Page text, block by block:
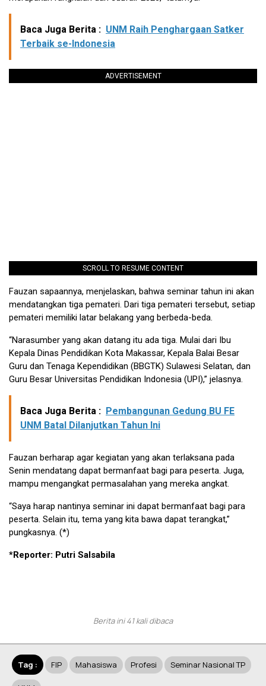
Baca Juga Berita : UNM Raih Penghargaan Satker
Terbaik se-Indonesia
ADVERTISEMENT
SCROLL TO RESUME CONTENT
Fauzan sapaannya, menjelaskan, bahwa seminar tahun ini akan
mendatangkan tiga pemateri. Dari tiga pemateri tersebut, setiap
pemateri memiliki latar belakang yang berbeda-beda.
“Narasumber yang akan datang itu ada tiga. Mulai dari Ibu
Kepala Dinas Pendidikan Kota Makassar, Kepala Balai Besar
Guru dan Tenaga Kependidikan (BBGTK) Sulawesi Selatan, dan
Guru Besar Universitas Pendidikan Indonesia (UPI),” jelasnya.
Baca Juga Berita : Pembangunan Gedung BU FE
UNM Batal Dilanjutkan Tahun Ini
Fauzan berharap agar kegiatan yang akan terlaksana pada
Senin mendatang dapat bermanfaat bagi para peserta. Juga,
mampu mengangkat permasalahan yang mereka angkat.
“Saya harap nantinya seminar ini dapat bermanfaat bagi para
peserta. Selain itu, tema yang kita bawa dapat terangkat,”
pungkasnya. (*)
*Reporter: Putri Salsabila
Berita ini 41 kali dibaca
Tag : FIP Mahasiswa Profesi Seminar Nasional TP